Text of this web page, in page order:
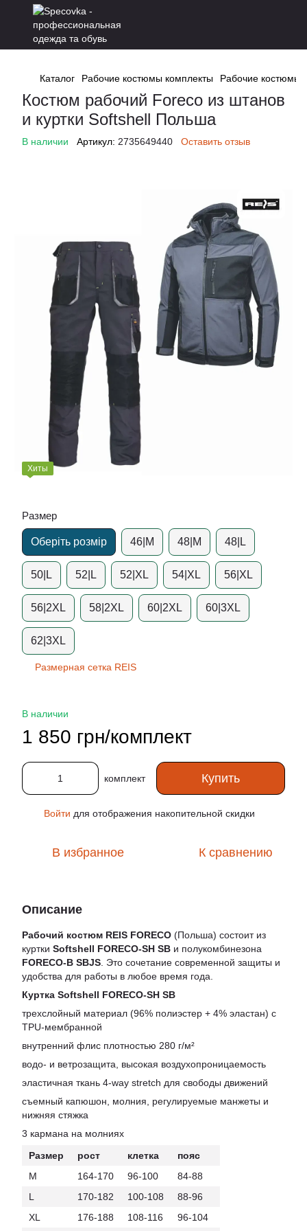
Каталог Рабочие костюмы комплекты Рабочие костюмы
Костюм рабочий Foreco из штанов
и куртки Softshell Польша
В наличии Артикул: 2735649440 Оставить отзыв
Хиты
Размер
Оберіть розмір 46|M 48|M 48|L
50|L 52|L 52|XL 54|XL 56|XL
56|2XL 58|2XL 60|2XL 60|3XL
62|3XL
Размерная сетка REIS
В наличии
1 850 грн/комплект
комплект Купить
Войти для отображения накопительной скидки
В избранное К сравнению
Описание
Рабочий костюм REIS FORECO (Польша) состоит из
куртки Softshell FORECO-SH SB и полукомбинезона
FORECO-B SBJS . Это сочетание современной защиты и
удобства для работы в любое время года.
Куртка Softshell FORECO-SH SB
трехслойный материал (96% полиэстер + 4% эластан) с
TPU-мембранной
внутренний флис плотностью 280 г/м²
водо- и ветрозащита, высокая воздухопроницаемость
эластичная ткань 4-way stretch для свободы движений
съемный капюшон, молния, регулируемые манжеты и
нижняя стяжка
3 кармана на молниях
Размер
рост клетка
пояс
M
164-170 96-100
84-88
L
170-182 100-108
88-96
XL
176-188 108-116 96-104